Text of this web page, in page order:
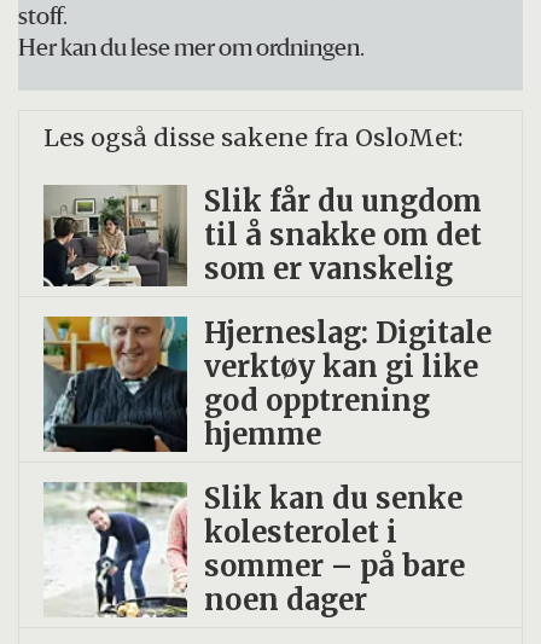
stoff.
Her kan du lese mer om ordningen.
Les også disse sakene fra OsloMet:
Slik får du ungdom
til å snakke om det
som er vanskelig
Hjerneslag: Digitale
verktøy kan gi like
god opptrening
hjemme
Slik kan du senke
kolesterolet i
sommer – på bare
noen dager